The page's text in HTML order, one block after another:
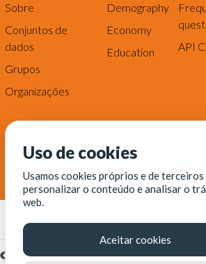
Sobre
Conjuntos de
dados
Grupos
Organizações
Demography
Economy
Education
API
© Fortaleza Digital || CITINOVA -
Uso de cookies
Usamos cookies próprios e de terceiros
personalizar o conteúdo e analisar o
web.
Aceitar cookies